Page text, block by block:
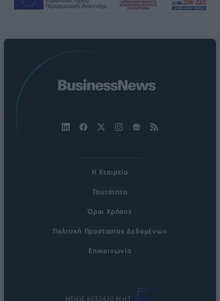
Η Εταιρεία
Ταυτότητα
Όροι Χρήσης
Πολιτική Προστασίας Δεδομένων
Επικοινωνία
ΜΕΛΟΣ #232470 Μ.Η.Τ.